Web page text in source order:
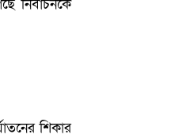
নির্বাচনকে
শিকার